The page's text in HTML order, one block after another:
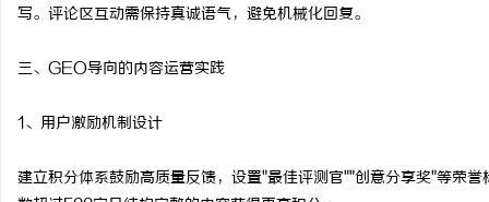
写。评论区互动需保持真诚语气，避免机械化回复。
三、GEO导向的内容运营实践
1、用户激励机制设计
建立积分体系鼓励高质量反馈，设置"最佳评测官""创意分享奖"等荣